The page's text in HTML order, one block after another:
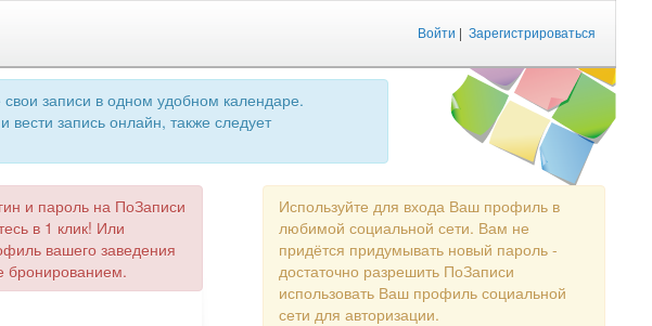
Войти | Зарегистрироваться
свои записи в одном удобном календаре.
запись онлайн, также следует
и пароль на ПоЗаписи
в 1 клик! Или
вашего заведения
бронированием.
Используйте для входа Ваш профиль в
любимой социальной сети. Вам не
придётся придумывать новый пароль -
достаточно разрешить ПоЗаписи
использовать Ваш профиль социальной
сети для авторизации.